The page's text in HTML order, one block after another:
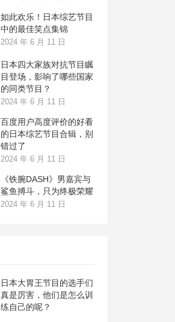
如此欢乐！日本综艺节目
中的最佳笑点集锦
2024 年 6 月 11 日
日本四大家族对抗节目瞩
目登场，影响了哪些国家
的同类节目？
2024 年 6 月 11 日
百度用户高度评价的好看
的日本综艺节目合辑，别
错过了
2024 年 6 月 11 日
《铁腕DASH》男嘉宾与
鲨鱼搏斗，只为终极荣耀
2024 年 6 月 11 日
日本大胃王节目的选手们
真是厉害，他们是怎么训
练自己的呢？